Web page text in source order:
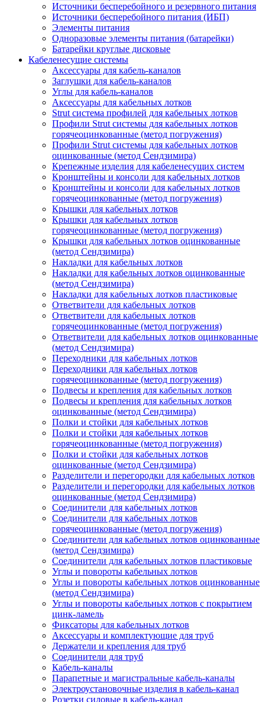
Источники бесперебойного и резервного питания
Источники бесперебойного питания (ИБП)
Элементы питания
Одноразовые элементы питания (батарейки)
Батарейки круглые дисковые
Кабеленесущие системы
Аксессуары для кабель-каналов
Заглушки для кабель-каналов
Углы для кабель-каналов
Аксессуары для кабельных лотков
Strut система профилей для кабельных лотков
Профили Strut системы для кабельных лотков
горячеоцинкованные (метод погружения)
Профили Strut системы для кабельных лотков
оцинкованные (метод Сендзимира)
Крепежные изделия для кабеленесущих систем
Кронштейны и консоли для кабельных лотков
Кронштейны и консоли для кабельных лотков
горячеоцинкованные (метод погружения)
Крышки для кабельных лотков
Крышки для кабельных лотков
горячеоцинкованные (метод погружения)
Крышки для кабельных лотков оцинкованные
(метод Сендзимира)
Накладки для кабельных лотков
Накладки для кабельных лотков оцинкованные
(метод Сендзимира)
Накладки для кабельных лотков пластиковые
Ответвители для кабельных лотков
Ответвители для кабельных лотков
горячеоцинкованные (метод погружения)
Ответвители для кабельных лотков оцинкованные
(метод Сендзимира)
Переходники для кабельных лотков
Переходники для кабельных лотков
горячеоцинкованные (метод погружения)
Подвесы и крепления для кабельных лотков
Подвесы и крепления для кабельных лотков
оцинкованные (метод Сендзимира)
Полки и стойки для кабельных лотков
Полки и стойки для кабельных лотков
горячеоцинкованные (метод погружения)
Полки и стойки для кабельных лотков
оцинкованные (метод Сендзимира)
Разделители и перегородки для кабельных лотков
Разделители и перегородки для кабельных лотков
оцинкованные (метод Сендзимира)
Соединители для кабельных лотков
Соединители для кабельных лотков
горячеоцинкованные (метод погружения)
Соединители для кабельных лотков оцинкованные
(метод Сендзимира)
Соединители для кабельных лотков пластиковые
Углы и повороты кабельных лотков
Углы и повороты кабельных лотков оцинкованные
(метод Сендзимира)
Углы и повороты кабельных лотков с покрытием
цинк-ламель
Фиксаторы для кабельных лотков
Аксессуары и комплектующие для труб
Держатели и крепления для труб
Соединители для труб
Кабель-каналы
Парапетные и магистральные кабель-каналы
Электроустановочные изделия в кабель-канал
Розетки силовые в кабель-канал